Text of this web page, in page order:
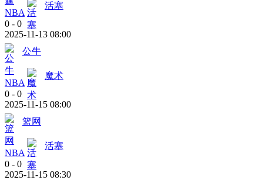
NBA
活塞
0 - 0
2025-11-13 08:00
公牛
NBA
魔术
0 - 0
2025-11-15 08:00
篮网
NBA
活塞
0 - 0
2025-11-15 08:30